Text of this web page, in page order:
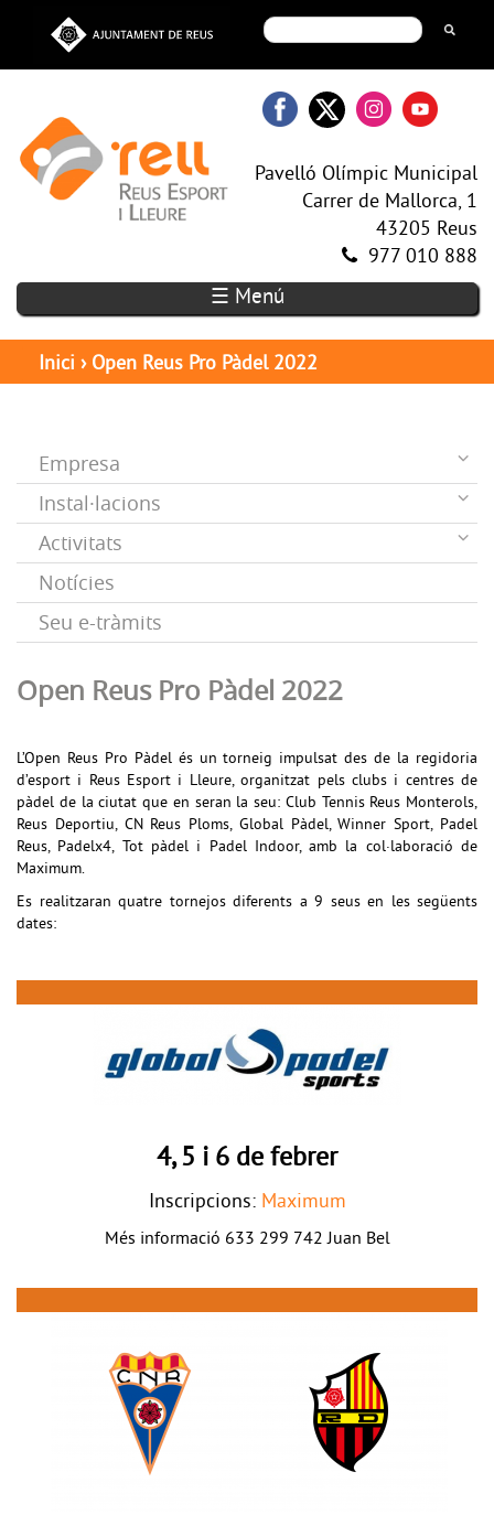
Pavelló Olímpic Municipal
Carrer de Mallorca, 1
43205 Reus
977 010 888
☰ Menú
Inici › Open Reus Pro Pàdel 2022
Empresa
Instal·lacions
Activitats
Notícies
Seu e-tràmits
Open Reus Pro Pàdel 2022
L’Open Reus Pro Pàdel és un torneig impulsat des de la regidoria
d’esport i Reus Esport i Lleure,organitzat pels clubs i centres de
pàdel de la ciutat que en seran la seu: Club Tennis Reus Monterols,
Reus Deportiu, CN Reus Ploms, Global Pàdel, Winner Sport, Padel
Reus, Padelx4, Tot pàdel i Padel Indoor, amb la col·laboració de
Maximum.
Es realitzaran quatre tornejos diferents a 9 seus en les següents
dates:
4, 5 i 6 de febrer
Inscripcions: Maximum
Més informació 633 299 742 Juan Bel